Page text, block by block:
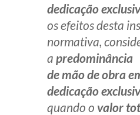
dedicação
os efeitos desta
normativa,
a predominância
de mão de obra
dedicação
quando o valor